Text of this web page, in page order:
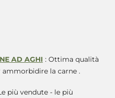
AD AGHI : Ottima qualità
ammorbidire la carne .
più vendute - le più